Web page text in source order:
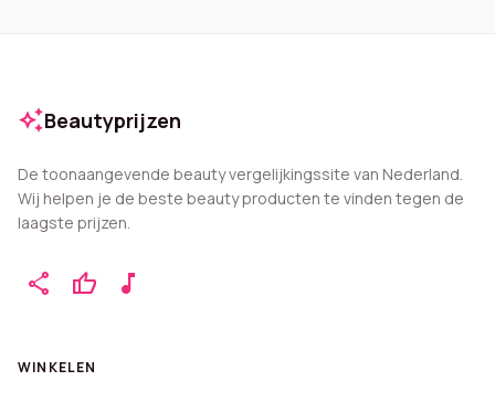
auto_awesomeBeautyprijzen
De toonaangevende beauty vergelijkingssite van Nederland.
Wij helpen je de beste beauty producten te vinden tegen de
laagste prijzen.
share thumb_up music_note
WINKELEN